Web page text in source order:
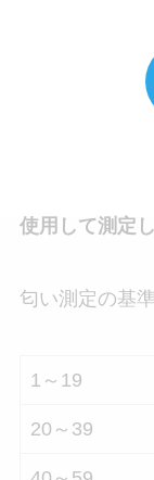
ラッキー・ス
ている間の匂
使用して測定
匂い測定の基
1～19
20～39